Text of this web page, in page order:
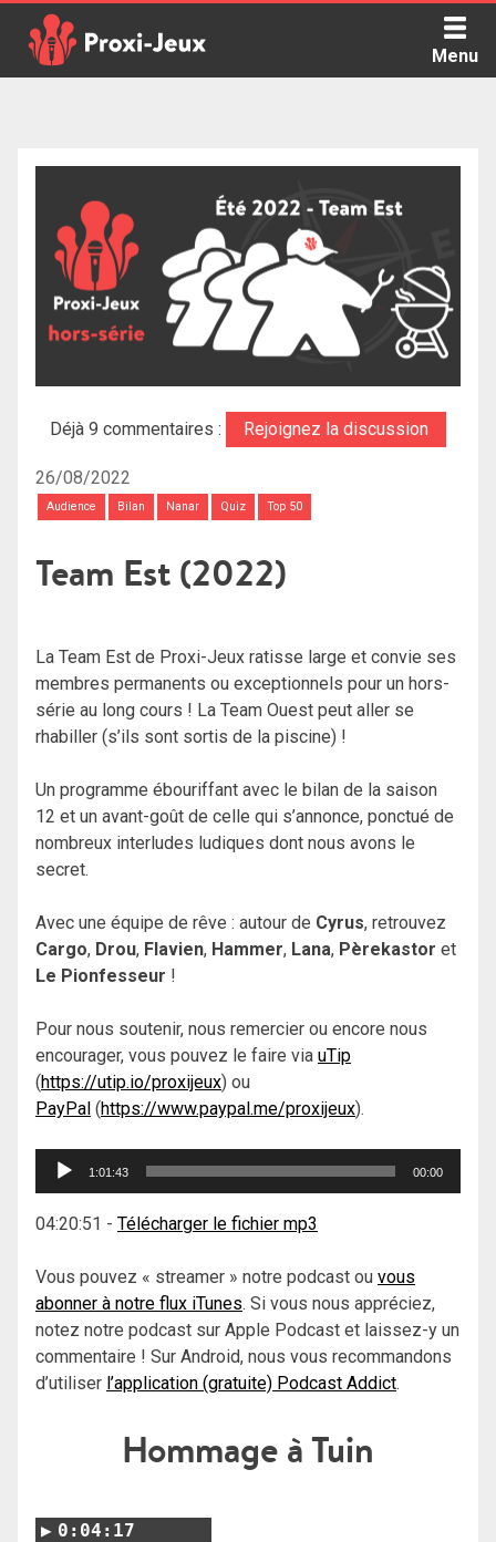
content
Menu
Déjà 9 commentaires : Rejoignez la discussion
26/08/2022
Audience Bilan Nanar Quiz Top 50
Team Est (2022)
La Team Est de Proxi-Jeux ratisse large et convie ses
membres permanents ou exceptionnels pour un hors-
série au long cours ! La Team Ouest peut aller se
rhabiller (s’ils sont sortis de la piscine) !
Un programme ébouriffant avec le bilan de la saison
12 et un avant-goût de celle qui s’annonce, ponctué de
nombreux interludes ludiques dont nous avons le
secret.
Avec une équipe de rêve : autour de Cyrus, retrouvez
Cargo, Drou, Flavien, Hammer, Lana, Pèrekastor et
Le Pionfesseur !
Pour nous soutenir, nous remercier ou encore nous
encourager, vous pouvez le faire via uTip
(https://utip.io/proxijeux) ou
PayPal (https://www.paypal.me/proxijeux).
Lecteur
1:01:43 00:00
04:20:51 - Télécharger le fichier mp3
Vous pouvez « streamer » notre podcast ou vous
abonner à notre flux iTunes. Si vous nous appréciez,
notez notre podcast sur Apple Podcast et laissez-y un
commentaire ! Sur Android, nous vous recommandons
d’utiliser l’application (gratuite) Podcast Addict.
Hommage à Tuin
0:04:17